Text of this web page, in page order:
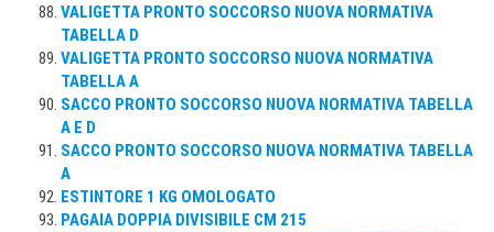
VALIGETTA PRONTO SOCCORSO NUOVA NORMATIVA
TABELLA D
VALIGETTA PRONTO SOCCORSO NUOVA NORMATIVA
TABELLA A
SACCO PRONTO SOCCORSO NUOVA NORMATIVA TABELLA
A E D
SACCO PRONTO SOCCORSO NUOVA NORMATIVA TABELLA
A
ESTINTORE 1 KG OMOLOGATO
PAGAIA DOPPIA DIVISIBILE CM 215